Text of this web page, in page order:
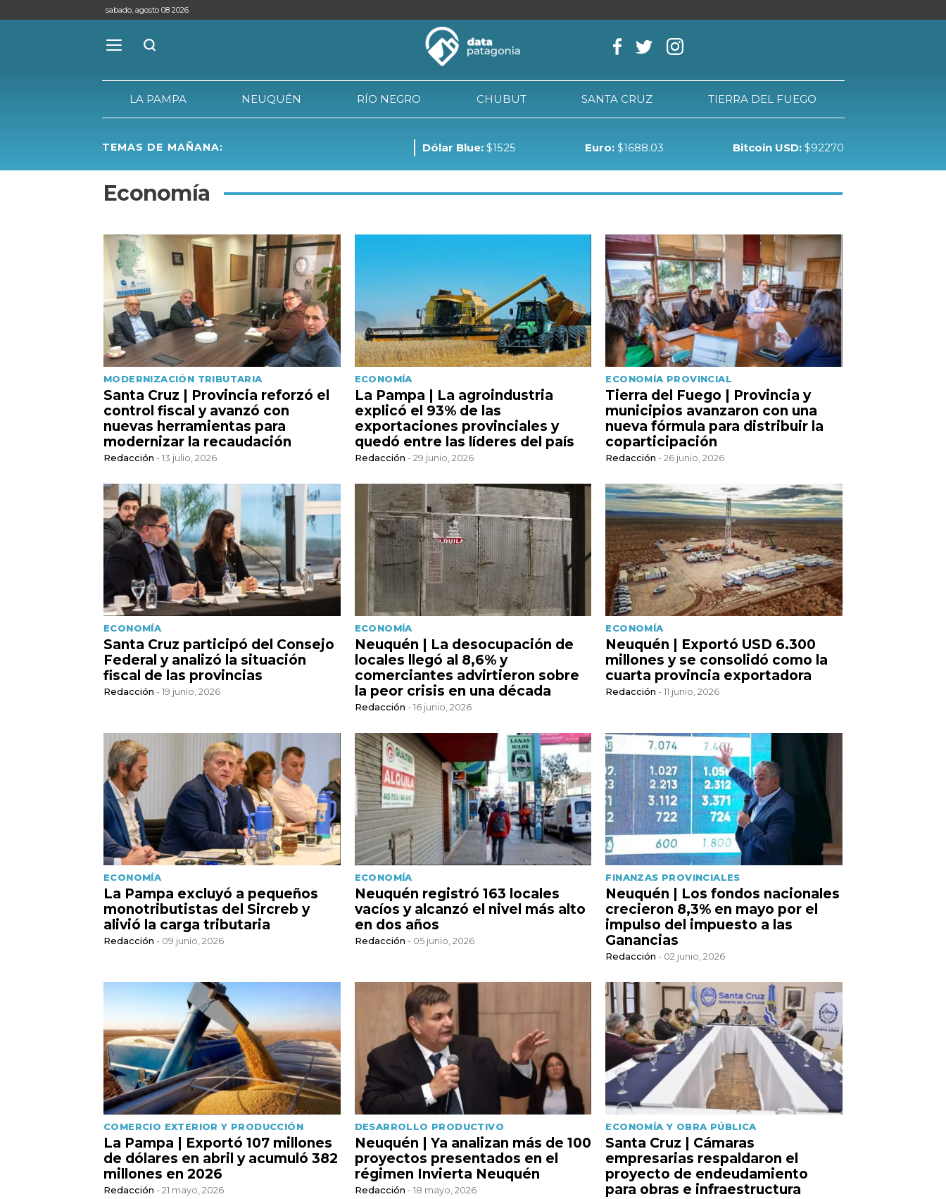
sabado, agosto 08 2026
LA PAMPA NEUQUÉN RÍO NEGRO CHUBUT SANTA CRUZ TIERRA DEL FUEGO
TEMAS DE MAÑANA: Dólar Blue: $1525 Euro: $1688.03 Bitcoin USD: $92270
RÍO NEGRO CHUBUT SANTA CRUZ TIERRA DEL FUEGO
Economía
MODERNIZACIÓN TRIBUTARIA
Santa Cruz | Provincia reforzó el
control fiscal y avanzó con
nuevas herramientas para
modernizar la recaudación
Redacción - 13 julio, 2026
ECONOMÍA
La Pampa | La agroindustria
explicó el 93% de las
exportaciones provinciales y
quedó entre las líderes del país
Redacción - 29 junio, 2026
ECONOMÍA PROVINCIAL
Tierra del Fuego | Provincia y
municipios avanzaron con una
nueva fórmula para distribuir la
coparticipación
Redacción - 26 junio, 2026
ECONOMÍA
Santa Cruz participó del Consejo
Federal y analizó la situación
fiscal de las provincias
Redacción - 19 junio, 2026
ECONOMÍA
Neuquén | La desocupación de
locales llegó al 8,6% y
comerciantes advirtieron sobre
la peor crisis en una década
Redacción - 16 junio, 2026
ECONOMÍA
Neuquén | Exportó USD 6.300
millones y se consolidó como la
cuarta provincia exportadora
Redacción - 11 junio, 2026
ECONOMÍA
La Pampa excluyó a pequeños
monotributistas del Sircreb y
alivió la carga tributaria
Redacción - 09 junio, 2026
ECONOMÍA
Neuquén registró 163 locales
vacíos y alcanzó el nivel más alto
en dos años
Redacción - 05 junio, 2026
FINANZAS PROVINCIALES
Neuquén | Los fondos nacionales
crecieron 8,3% en mayo por el
impulso del impuesto a las
Ganancias
Redacción - 02 junio, 2026
COMERCIO EXTERIOR Y PRODUCCIÓN
La Pampa | Exportó 107 millones
de dólares en abril y acumuló 382
millones en 2026
Redacción - 21 mayo, 2026
DESARROLLO PRODUCTIVO
Neuquén | Ya analizan más de 100
proyectos presentados en el
régimen Invierta Neuquén
Redacción - 18 mayo, 2026
ECONOMÍA Y OBRA PÚBLICA
Santa Cruz | Cámaras
empresarias respaldaron el
proyecto de endeudamiento
para obras e infraestructura